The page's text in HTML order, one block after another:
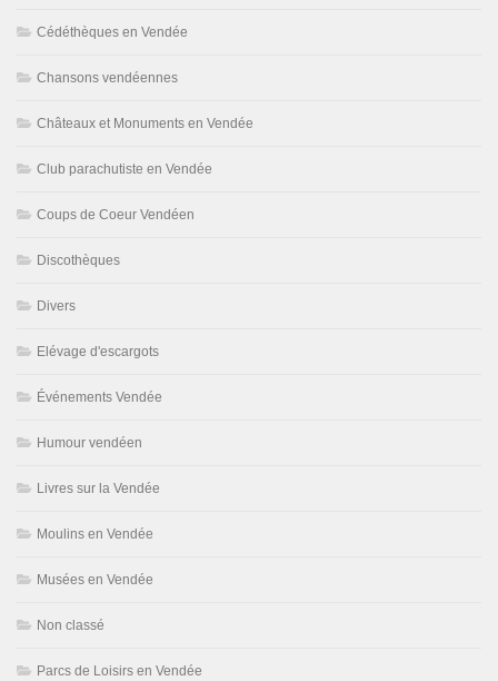
Cédéthèques en Vendée
Chansons vendéennes
Châteaux et Monuments en Vendée
Club parachutiste en Vendée
Coups de Coeur Vendéen
Discothèques
Divers
Elévage d'escargots
Événements Vendée
Humour vendéen
Livres sur la Vendée
Moulins en Vendée
Musées en Vendée
Non classé
Parcs de Loisirs en Vendée